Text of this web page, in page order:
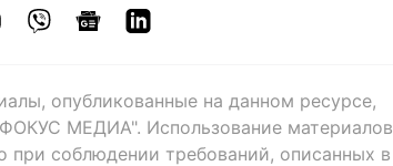
опубликованные на данном ресурсе,
МЕДИА". Использование материалов
при соблюдении требований, описанных в